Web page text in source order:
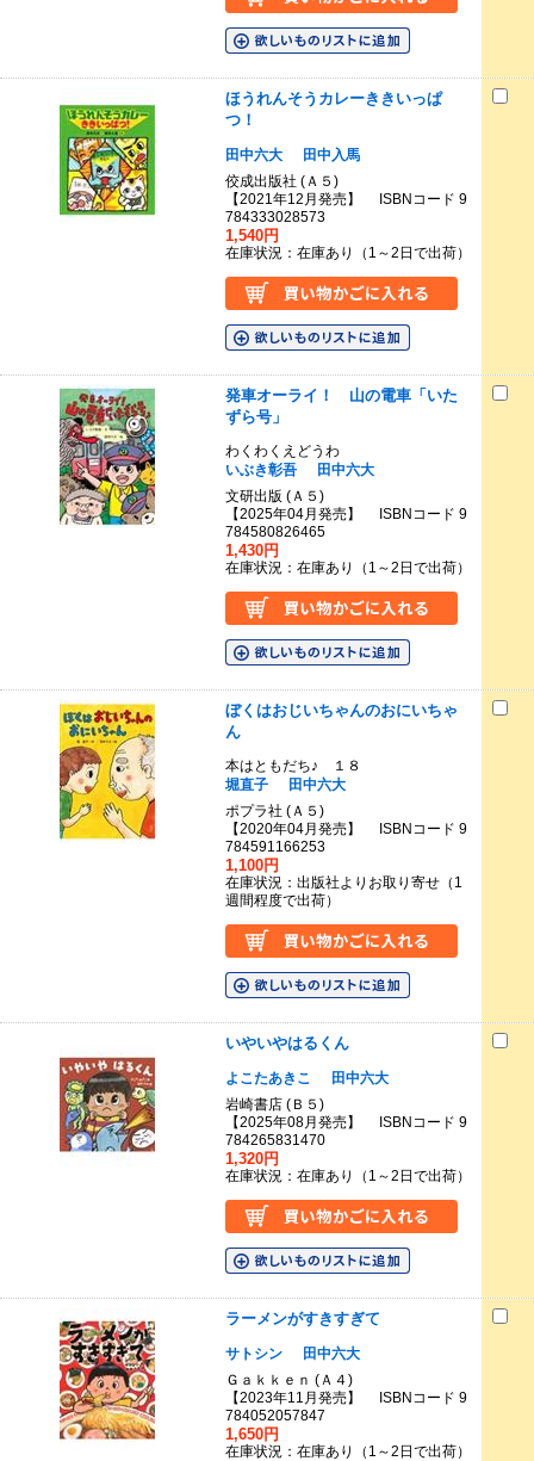
ほうれんそうカレーききいっぱ
つ！
田中六大
田中入馬
佼成出版社 (Ａ５)
【2021年12月発売】 ISBNコード 9
784333028573
1,540円
在庫状況：在庫あり（1～2日で出荷）
発車オーライ！ 山の電車「いた
ずら号」
わくわくえどうわ
いぶき彰吾
田中六大
文研出版 (Ａ５)
【2025年04月発売】 ISBNコード 9
784580826465
1,430円
在庫状況：在庫あり（1～2日で出荷）
ぼくはおじいちゃんのおにいちゃ
ん
本はともだち♪ １８
堀直子
田中六大
ポプラ社 (Ａ５)
【2020年04月発売】 ISBNコード 9
784591166253
1,100円
在庫状況：出版社よりお取り寄せ（1
週間程度で出荷）
いやいやはるくん
よこたあきこ
田中六大
岩崎書店 (Ｂ５)
【2025年08月発売】 ISBNコード 9
784265831470
1,320円
在庫状況：在庫あり（1～2日で出荷）
ラーメンがすきすぎて
サトシン
田中六大
Ｇａｋｋｅｎ (Ａ４)
【2023年11月発売】 ISBNコード 9
784052057847
1,650円
在庫状況：在庫あり（1～2日で出荷）